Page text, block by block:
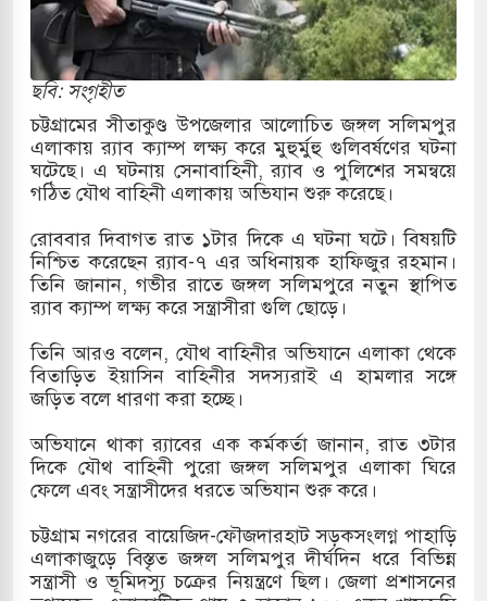
ছাড়লেন জনপ্রিয় ভারতীয় সাংবাদিক ময়ূখ রঞ্জন
অ্যারেস্ট আবেদন, বরগুনার এসআইয়ের বিরুদ্ধে
জাদুঘর নতুন বাংলাদেশের পথচলার কেন্দ্র হবে: ড.
বিভিন্ন খাতে সৌদির বিনিয়োগের আহবান প্রধানমন্ত্রীর
মুক্তির দাবিতে পাকিস্তানজুড়ে পিটিআইয়ের আজ
ছবি: সংগৃহীত
চট্টগ্রামের সীতাকুণ্ড উপজেলার আলোচিত জঙ্গল সলিমপুর
এলাকায় র‍্যাব ক্যাম্প লক্ষ্য করে মুহুর্মুহু গুলিবর্ষণের ঘটনা
ঘটেছে। এ ঘটনায় সেনাবাহিনী, র‍্যাব ও পুলিশের সমন্বয়ে
গঠিত যৌথ বাহিনী এলাকায় অভিযান শুরু করেছে।
রোববার দিবাগত রাত ১টার দিকে এ ঘটনা ঘটে। বিষয়টি
নিশ্চিত করেছেন র‍্যাব-৭ এর অধিনায়ক হাফিজুর রহমান।
তিনি জানান, গভীর রাতে জঙ্গল সলিমপুরে নতুন স্থাপিত
র‍্যাব ক্যাম্প লক্ষ্য করে সন্ত্রাসীরা গুলি ছোড়ে।
তিনি আরও বলেন, যৌথ বাহিনীর অভিযানে এলাকা থেকে
বিতাড়িত ইয়াসিন বাহিনীর সদস্যরাই এ হামলার সঙ্গে
জড়িত বলে ধারণা করা হচ্ছে।
অভিযানে থাকা র‍্যাবের এক কর্মকর্তা জানান, রাত ৩টার
দিকে যৌথ বাহিনী পুরো জঙ্গল সলিমপুর এলাকা ঘিরে
ফেলে এবং সন্ত্রাসীদের ধরতে অভিযান শুরু করে।
চট্টগ্রাম নগরের বায়েজিদ-ফৌজদারহাট সড়কসংলগ্ন পাহাড়ি
এলাকাজুড়ে বিস্তৃত জঙ্গল সলিমপুর দীর্ঘদিন ধরে বিভিন্ন
সন্ত্রাসী ও ভূমিদস্যু চক্রের নিয়ন্ত্রণে ছিল। জেলা প্রশাসনের